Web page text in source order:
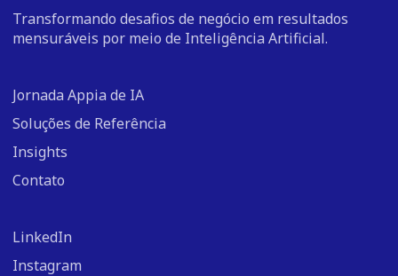
Transformando desafios de negócio em resultados
mensuráveis por meio de Inteligência Artificial.
Jornada Appia de IA
Soluções de Referência
Insights
Contato
LinkedIn
Instagram